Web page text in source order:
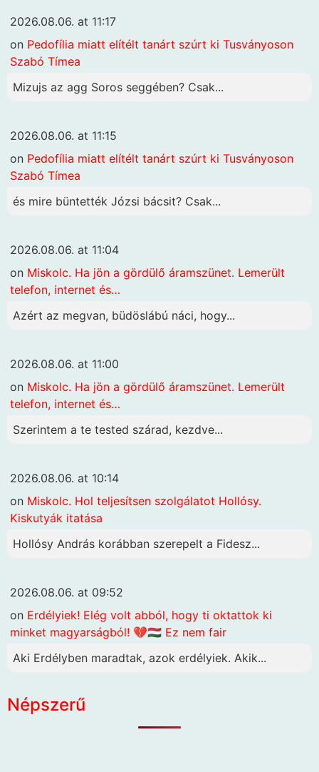
2026.08.06. at 11:17
on Pedofília miatt elítélt tanárt szúrt ki Tusványoson
Szabó Tímea
Mizujs az agg Soros seggében? Csak...
2026.08.06. at 11:15
on Pedofília miatt elítélt tanárt szúrt ki Tusványoson
Szabó Tímea
és mire büntették Józsi bácsit? Csak...
2026.08.06. at 11:04
on Miskolc. Ha jön a gördülő áramszünet. Lemerült
telefon, internet és…
Azért az megvan, büdöslábú náci, hogy...
2026.08.06. at 11:00
on Miskolc. Ha jön a gördülő áramszünet. Lemerült
telefon, internet és…
Szerintem a te tested szárad, kezdve...
2026.08.06. at 10:14
on Miskolc. Hol teljesítsen szolgálatot Hollósy.
Kiskutyák itatása
Hollósy András korábban szerepelt a Fidesz...
2026.08.06. at 09:52
on Erdélyiek! Elég volt abból, hogy ti oktattok ki
minket magyarságból! 💔🇭🇺 Ez nem fair
Aki Erdélyben maradtak, azok erdélyiek. Akik...
Népszerű